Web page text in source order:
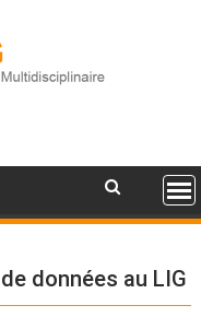
données au LIG